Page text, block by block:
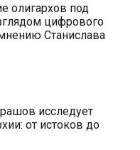
олигархов под
цифрового
Станислава
исследует
от истоков до